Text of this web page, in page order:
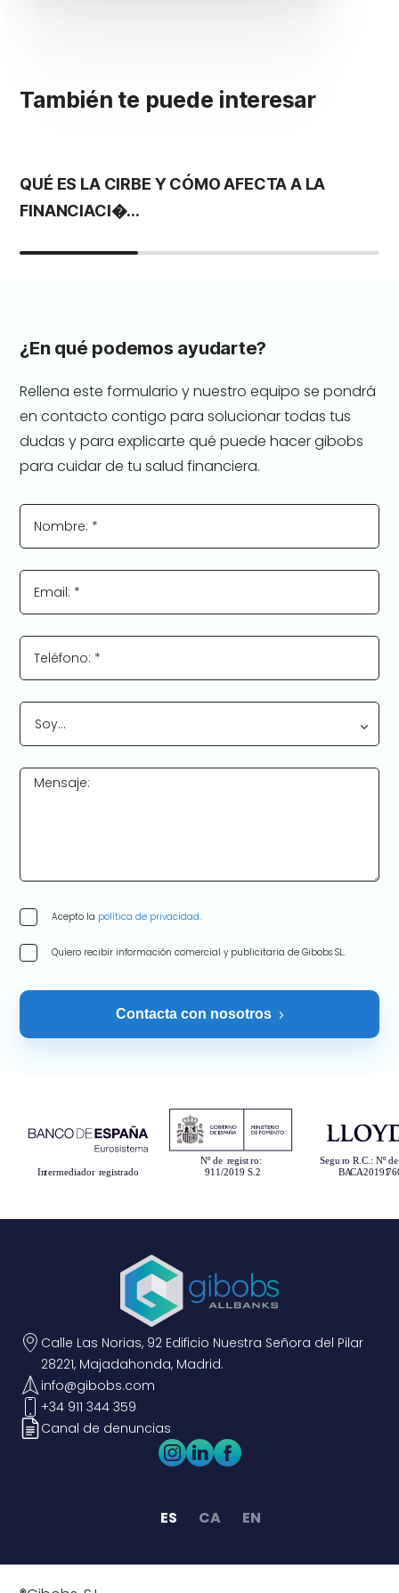
También te puede interesar
QUÉ ES LA CIRBE Y CÓMO AFECTA A LA
FINANCIACI�...
¿En qué podemos ayudarte?
Rellena este formulario y nuestro equipo se pondrá
en contacto contigo para solucionar todas tus
dudas y para explicarte qué puede hacer gibobs
para cuidar de tu salud financiera.
Nombre: *
Email: *
Teléfono: *
Soy…
Mensaje:
Acepto la política de privacidad.
Quiero recibir información comercial y publicitaria de Gibobs SL.
Contacta con nosotros
Calle Las Norias, 92 Edificio Nuestra Señora del Pilar
28221, Majadahonda, Madrid.
info@gibobs.com
+34 911 344 359
Canal de denuncias
ES CA EN